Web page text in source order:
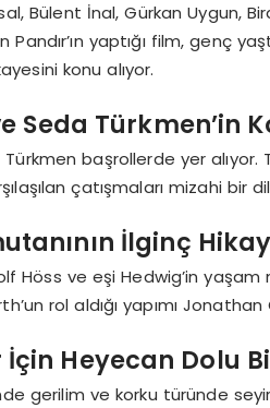
Bülent İnal, Gürkan Uygun,
yaptığı film, genç
konu alıyor.
Seda Türkmen’in
başrollerde yer alıyor.
çatışmaları mizahi bir
İlginç
Höss ve eşi Hedwig’in
rol aldığı yapımı
Heyecan Dolu
gerilim ve korku türünde